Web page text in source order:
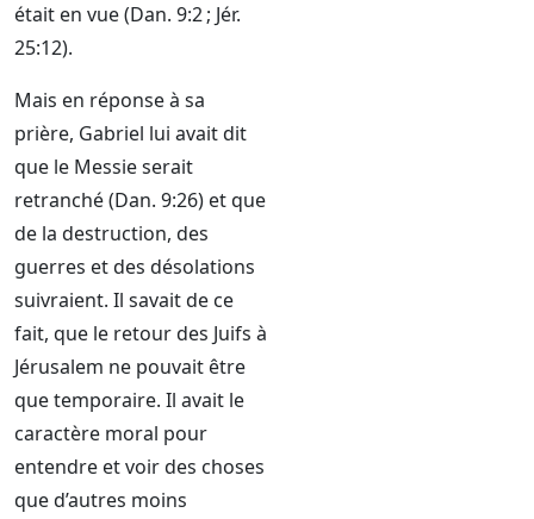
était en vue (Dan. 9:2 ; Jér.
25:12).
Mais en réponse à sa
prière, Gabriel lui avait dit
que le Messie serait
retranché (Dan. 9:26) et que
de la destruction, des
guerres et des désolations
suivraient. Il savait de ce
fait, que le retour des Juifs à
Jérusalem ne pouvait être
que temporaire. Il avait le
caractère moral pour
entendre et voir des choses
que d’autres moins